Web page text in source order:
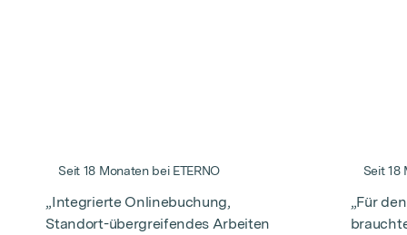
Seit 18 Monaten bei ETERNO
„Integrierte Onlinebuchung,
Standort-übergreifendes Arbeiten
Seit 18
„Für